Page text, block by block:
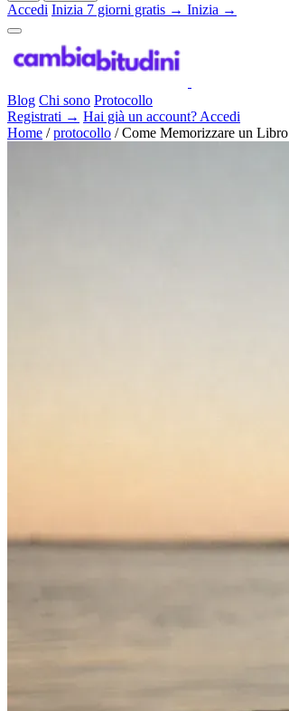
Accedi Inizia 7 giorni gratis → Inizia →
Blog Chi sono Protocollo
Registrati → Hai già un account? Accedi
Home / protocollo / Come Memorizzare un